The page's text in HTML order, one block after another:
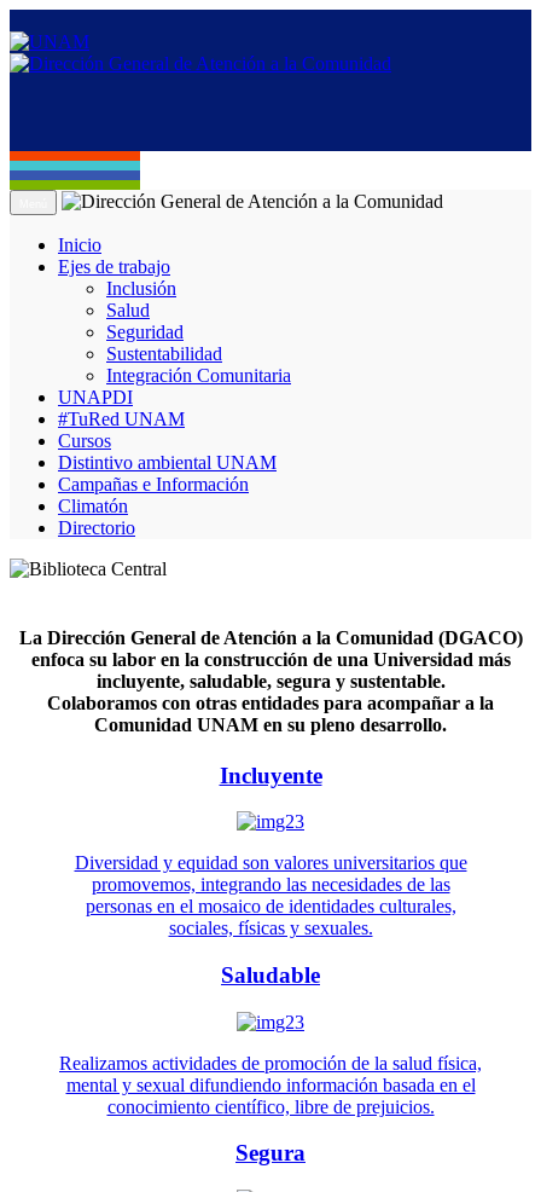
Inicio
Ejes de trabajo
Inclusión
Salud
Seguridad
Sustentabilidad
Integración Comunitaria
UNAPDI
#TuRed UNAM
Cursos
Distintivo ambiental UNAM
Campañas e Información
Climatón
Directorio
La Dirección General de Atención a la Comunidad (DGACO)
enfoca su labor en la construcción de una Universidad más
incluyente, saludable, segura y sustentable.
Colaboramos con otras entidades para acompañar a la
Comunidad UNAM en su pleno desarrollo.
Incluyente
Diversidad y equidad son valores universitarios que
promovemos, integrando las necesidades de las
personas en el mosaico de identidades culturales,
sociales, físicas y sexuales.
Saludable
Realizamos actividades de promoción de la salud física,
mental y sexual difundiendo información basada en el
conocimiento científico, libre de prejuicios.
Segura